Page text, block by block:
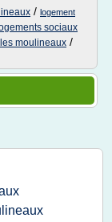
/ logement
sociaux
moulineaux /